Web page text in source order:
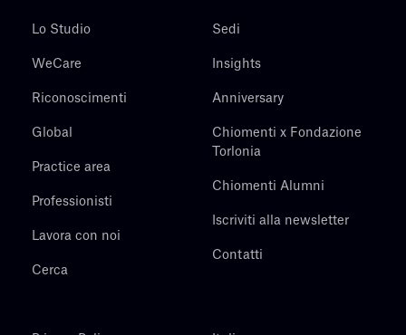
Lo Studio
WeCare
Riconoscimenti
Global
Practice area
Professionisti
Lavora con noi
Cerca
Sedi
Insights
Anniversary
Chiomenti x Fondazione
Torlonia
Chiomenti Alumni
Iscriviti alla newsletter
Contatti